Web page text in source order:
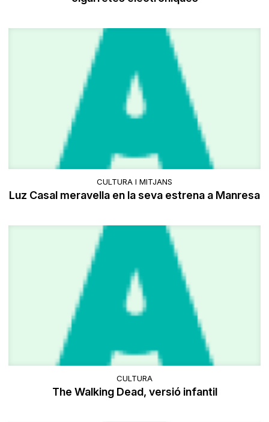
CULTURA I MITJANS
Luz Casal meravella en la seva estrena a Manresa
CULTURA
The Walking Dead, versió infantil